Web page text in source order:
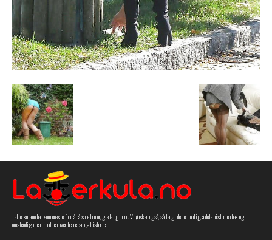
Latterkula.no har som eneste formål å spre humor, glede og moro. Vi ønsker også, så langt det er mulig, å dele historien bak og
omstendighetene rundt en hver hendelse og historie.